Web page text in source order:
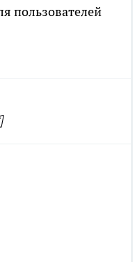
пользователей